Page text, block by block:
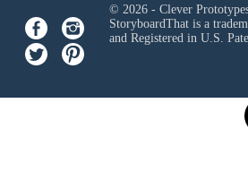
© 2026 - Clever
StoryboardThat is a
and Registered in U.S.